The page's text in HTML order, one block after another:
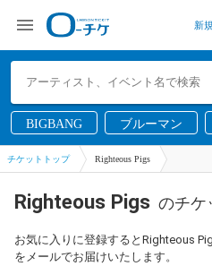
新
BIGBANG ブルーマン
チケットトップ Righteous Pigs
Righteous Pigs のチケ
お気に入りに登録するとRighteous
をメールでお届けいたします。